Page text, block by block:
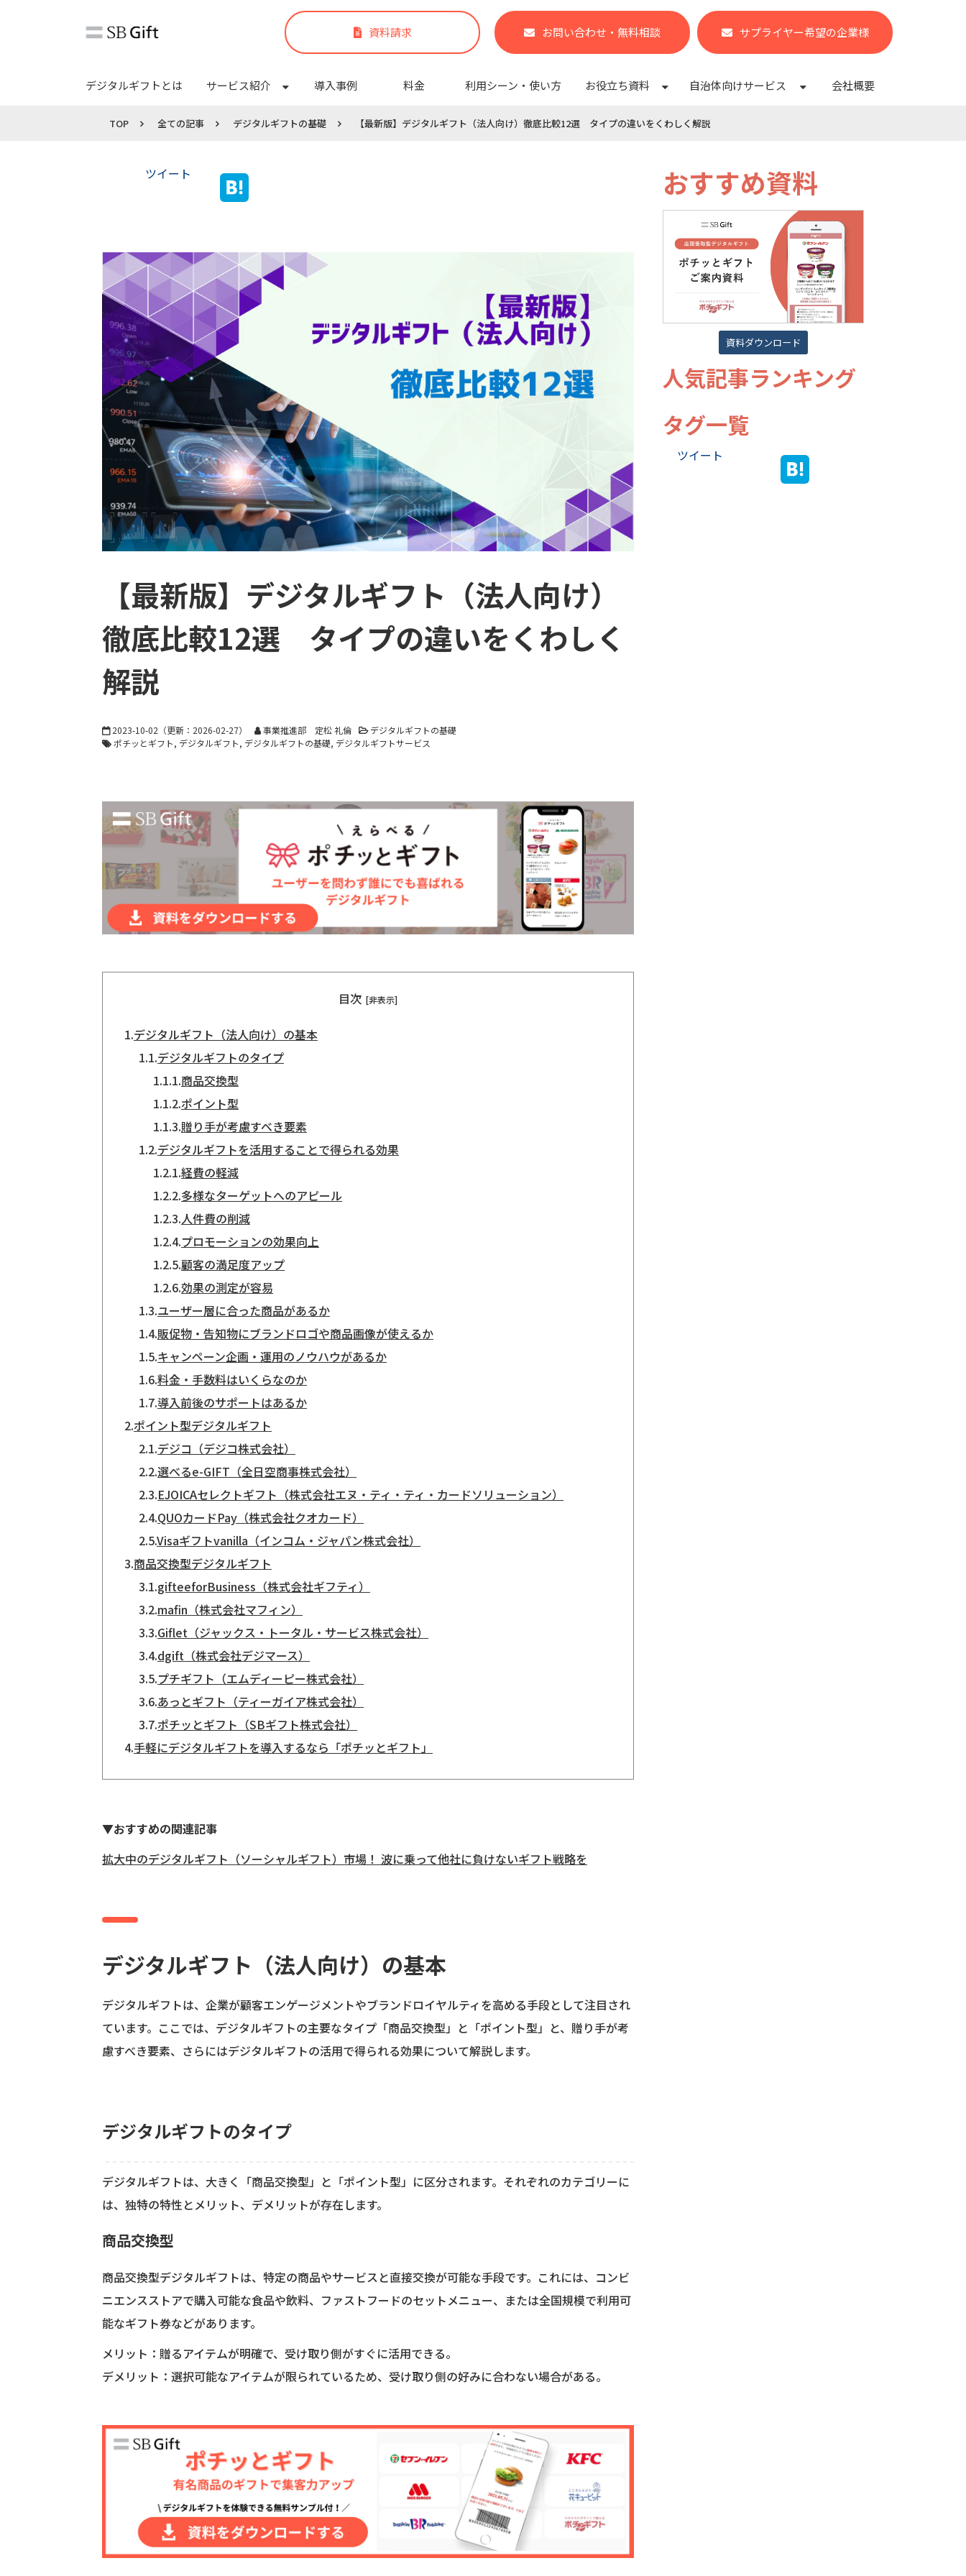
資料請求 お問い合わせ・無料相談 サプライヤー希望の企業様
デジタルギフトとは サービス紹介 導入事例 料金 利用シーン・使い方 お役立ち資料 自治体向けサービス 会社概要
TOP 全ての記事 デジタルギフトの基礎 【最新版】デジタルギフト（法人向け）徹底比較12選 タイプの違いをくわしく解説
ツイート
【最新版】デジタルギフト（法人向け）
徹底比較12選 タイプの違いをくわしく
解説
2023-10-02 （更新： 2026-02-27） 事業推進部 定松 礼倫
デジタルギフトの基礎
ポチッとギフト デジタルギフト デジタルギフトの基礎 デジタルギフトサービス
目次 [非表示]
1.デジタルギフト（法人向け）の基本
1.1.デジタルギフトのタイプ
1.1.1.商品交換型
1.1.2.ポイント型
1.1.3.贈り手が考慮すべき要素
1.2.デジタルギフトを活用することで得られる効果
1.2.1.経費の軽減
1.2.2.多様なターゲットへのアピール
1.2.3.人件費の削減
1.2.4.プロモーションの効果向上
1.2.5.顧客の満足度アップ
1.2.6.効果の測定が容易
1.3.ユーザー層に合った商品があるか
1.4.販促物・告知物にブランドロゴや商品画像が使えるか
1.5.キャンペーン企画・運用のノウハウがあるか
1.6.料金・手数料はいくらなのか
1.7.導入前後のサポートはあるか
2.ポイント型デジタルギフト
2.1.デジコ（デジコ株式会社）
2.2.選べるe-GIFT（全日空商事株式会社）
2.3.EJOICAセレクトギフト（株式会社エヌ・ティ・ティ・カードソリューション）
2.4.QUOカードPay（株式会社クオカード）
2.5.Visaギフトvanilla（インコム・ジャパン株式会社）
3.商品交換型デジタルギフト
3.1.gifteeforBusiness（株式会社ギフティ）
3.2.mafin（株式会社マフィン）
3.3.Giflet（ジャックス・トータル・サービス株式会社）
3.4.dgift（株式会社デジマース）
3.5.プチギフト（エムディーピー株式会社）
3.6.あっとギフト（ティーガイア株式会社）
3.7.ポチッとギフト（SBギフト株式会社）
4.手軽にデジタルギフトを導入するなら「ポチッとギフト」
▼おすすめの関連記事
拡大中のデジタルギフト（ソーシャルギフト）市場！ 波に乗って他社に負けないギフト戦略を
デジタルギフト（法人向け）の基本
デジタルギフトは、企業が顧客エンゲージメントやブランドロイヤルティを高める手段として注目され
ています。ここでは、デジタルギフトの主要なタイプ「商品交換型」と「ポイント型」と、贈り手が考
慮すべき要素、さらにはデジタルギフトの活用で得られる効果について解説します。
デジタルギフトのタイプ
デジタルギフトは、大きく「商品交換型」と「ポイント型」に区分されます。それぞれのカテゴリーに
は、独特の特性とメリット、デメリットが存在します。
商品交換型
商品交換型デジタルギフトは、特定の商品やサービスと直接交換が可能な手段です。これには、コンビ
ニエンスストアで購入可能な食品や飲料、ファストフードのセットメニュー、または全国規模で利用可
能なギフト券などがあります。
メリット：贈るアイテムが明確で、受け取り側がすぐに活用できる。
デメリット：選択可能なアイテムが限られているため、受け取り側の好みに合わない場合がある。
おすすめ資料
資料ダウンロード
人気記事ランキング
タグ一覧
ツイート